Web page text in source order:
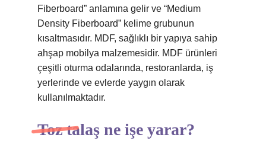
Fiberboard” anlamına gelir ve “Medium
Density Fiberboard” kelime grubunun
kısaltmasıdır. MDF, sağlıklı bir yapıya sahip
ahşap mobilya malzemesidir. MDF ürünleri
çeşitli oturma odalarında, restoranlarda, iş
yerlerinde ve evlerde yaygın olarak
kullanılmaktadır.
Toz talaş ne işe yarar?